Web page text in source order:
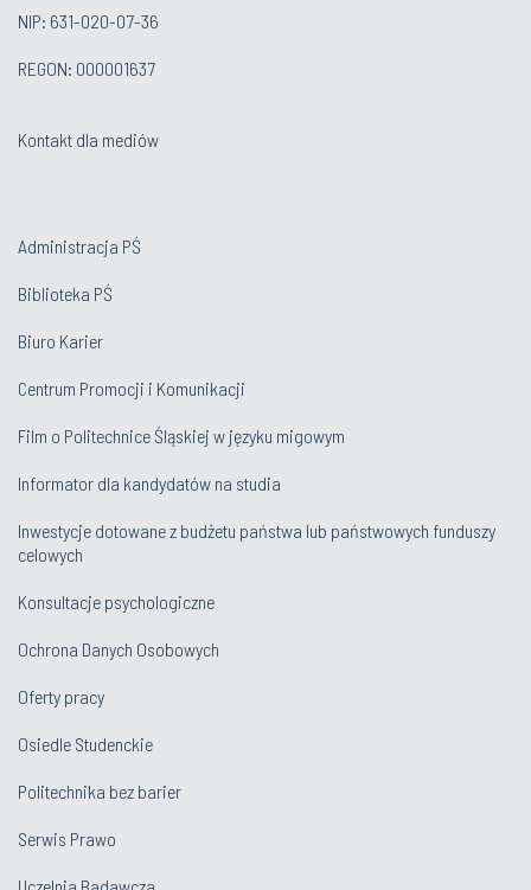
NIP: 631-020-07-36
REGON: 000001637
Kontakt dla mediów
Administracja PŚ
Biblioteka PŚ
Biuro Karier
Centrum Promocji i Komunikacji
Film o Politechnice Śląskiej w języku migowym
Informator dla kandydatów na studia
Inwestycje dotowane z budżetu państwa lub państwowych funduszy
celowych
Konsultacje psychologiczne
Ochrona Danych Osobowych
Oferty pracy
Osiedle Studenckie
Politechnika bez barier
Serwis Prawo